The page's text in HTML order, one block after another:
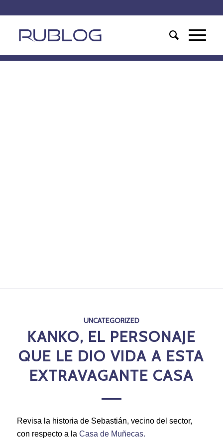
UNCATEGORIZED
KANKO, EL PERSONAJE
QUE LE DIO VIDA A ESTA
EXTRAVAGANTE CASA
Revisa la historia de Sebastián, vecino del sector,
con respecto a la Casa de Muñecas.